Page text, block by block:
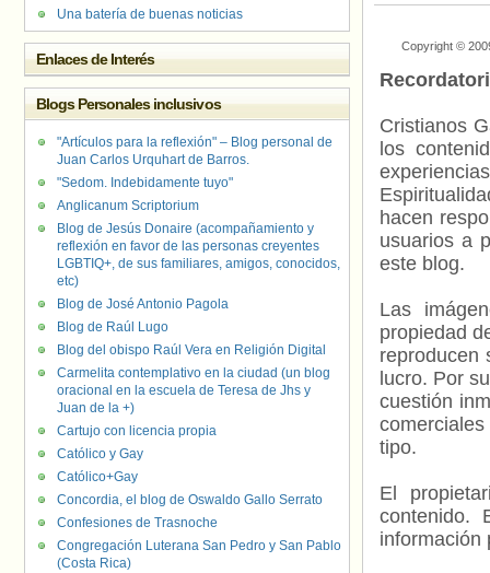
Copyright ©
Cristianos
los
hacen
usuarios a
este blog.
Las
propiedad
reproducen
lucro. Por
cuestión
tipo.
El
contenido.
información
Una batería de buenas noticias
Enlaces de Interés
Blogs Personales inclusivos
"Artículos para la reflexión" – Blog personal de
Juan Carlos Urquhart de Barros.
"Sedom. Indebidamente tuyo"
Anglicanum Scriptorium
Blog de Jesús Donaire (acompañamiento y
reflexión en favor de las personas creyentes
LGBTIQ+, de sus familiares, amigos, conocidos,
etc)
Blog de José Antonio Pagola
Blog de Raúl Lugo
Blog del obispo Raúl Vera en Religión Digital
Carmelita contemplativo en la ciudad (un blog
oracional en la escuela de Teresa de Jhs y
Juan de la +)
Cartujo con licencia propia
Católico y Gay
Católico+Gay
Concordia, el blog de Oswaldo Gallo Serrato
Confesiones de Trasnoche
Congregación Luterana San Pedro y San Pablo
(Costa Rica)